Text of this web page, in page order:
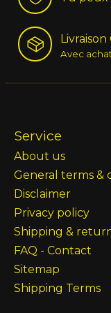
Avec
Service
About us
General terms &
Disclaimer
Privacy policy
Shipping &
FAQ - Contact
Sitemap
Shipping Terms